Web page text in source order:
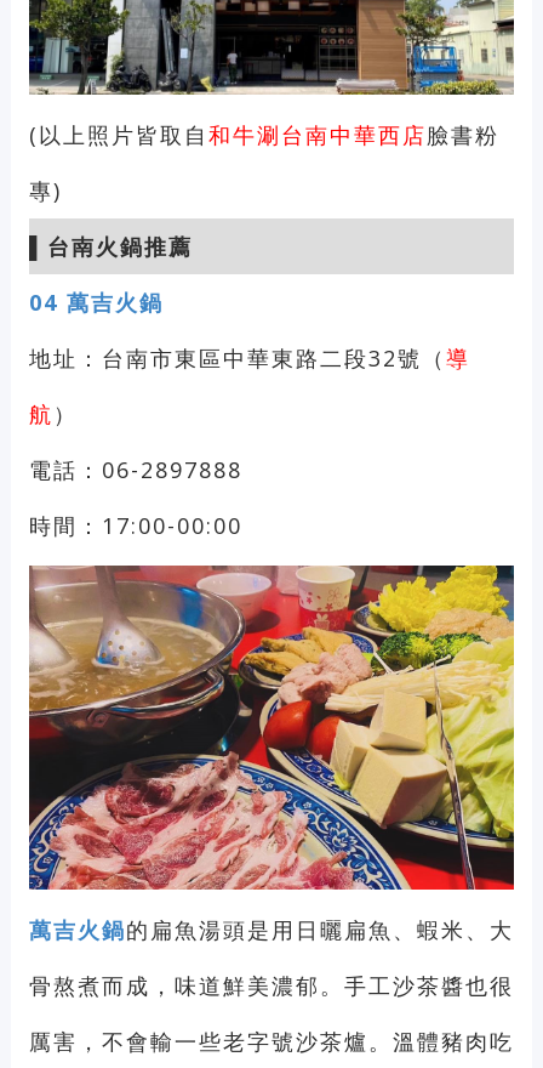
(以上照片皆取自 和牛涮台南中華西店臉書粉
專)
台南火鍋推薦
04 萬吉火鍋
地址：台南市東區中華東路二段32號（ 導
航 ）
電話：06-2897888
時間：17:00-00:00
萬吉火鍋的扁魚湯頭是用日曬扁魚、蝦米、大
骨熬煮而成，味道鮮美濃郁。手工沙茶醬也很
厲害，不會輸一些老字號沙茶爐。溫體豬肉吃